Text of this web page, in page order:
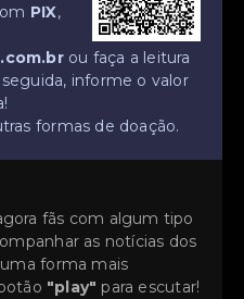
PIX,
ou faça a leitura
informe o valor
formas de doação.
fãs com algum tipo
as notícias dos
forma mais
"play" para escutar!